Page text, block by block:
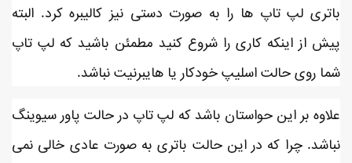
باتری لپ تاپ ها را به صورت دستی نیز کالیبره کرد. البته
پیش از اینکه کاری را شروع کنید مطمئن باشید که لپ تاپ
شما روی حالت اسلیپ خودکار یا هایبرنیت نباشد.
علاوه بر این حواستان باشد که لپ تاپ در حالت پاور سیوینگ
نباشد. چرا که در این حالت باتری به صورت عادی خالی نمی